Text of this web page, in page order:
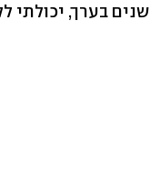
תנ"כית. לאחר 5 שנים בערך,